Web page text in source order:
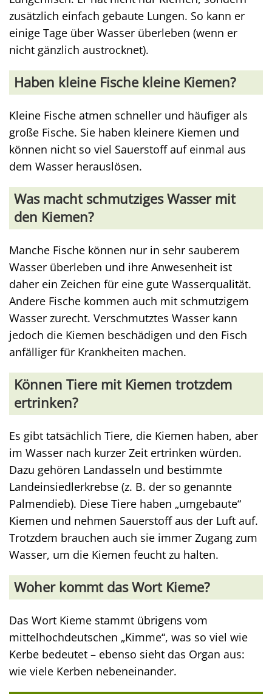
zusätzlich einfach gebaute Lungen. So kann er
einige Tage über Wasser überleben (wenn er
nicht gänzlich austrocknet).
Haben kleine Fische kleine Kiemen?
Kleine Fische atmen schneller und häufiger als
große Fische. Sie haben kleinere Kiemen und
können nicht so viel Sauerstoff auf einmal aus
dem Wasser herauslösen.
Was macht schmutziges Wasser mit
den Kiemen?
Manche Fische können nur in sehr sauberem
Wasser überleben und ihre Anwesenheit ist
daher ein Zeichen für eine gute Wasserqualität.
Andere Fische kommen auch mit schmutzigem
Wasser zurecht. Verschmutztes Wasser kann
jedoch die Kiemen beschädigen und den Fisch
anfälliger für Krankheiten machen.
Können Tiere mit Kiemen trotzdem
ertrinken?
Es gibt tatsächlich Tiere, die Kiemen haben, aber
im Wasser nach kurzer Zeit ertrinken würden.
Dazu gehören Landasseln und bestimmte
Landeinsiedlerkrebse (z. B. der so genannte
Palmendieb). Diese Tiere haben „umgebaute“
Kiemen und nehmen Sauerstoff aus der Luft auf.
Trotzdem brauchen auch sie immer Zugang zum
Wasser, um die Kiemen feucht zu halten.
Woher kommt das Wort Kieme?
Das Wort Kieme stammt übrigens vom
mittelhochdeutschen „Kimme“, was so viel wie
Kerbe bedeutet – ebenso sieht das Organ aus:
wie viele Kerben nebeneinander.